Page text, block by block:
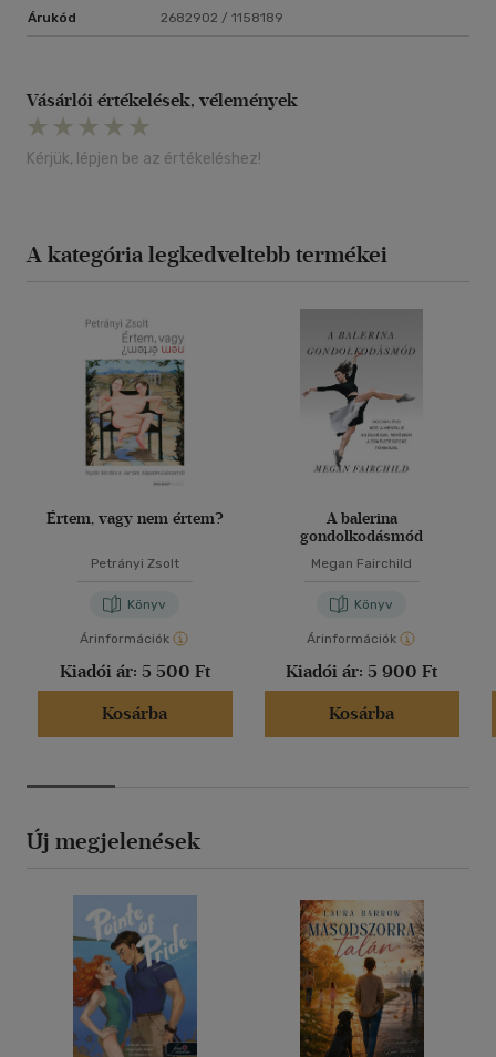
Árukód 2682902 / 1158189
Vásárlói értékelések, vélemények
Kérjük, lépjen be az értékeléshez!
A kategória legkedveltebb termékei
Értem, vagy nem értem?
Petrányi Zsolt
Könyv
Árinformációk
Kiadói ár: 5 500 Ft
Kosárba
A balerina
gondolkodásmód
Megan Fairchild
Könyv
Árinformációk
Kiadói ár: 5 900 Ft
Kosárba
Új megjelenések